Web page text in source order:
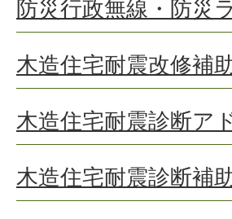
防災行政無線・防災
木造住宅耐震改修補
木造住宅耐震診断ア
木造住宅耐震診断補